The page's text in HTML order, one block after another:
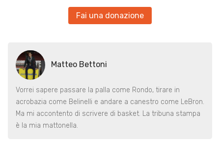
Fai una donazione
Matteo Bettoni
Vorrei sapere passare la palla come Rondo, tirare in
acrobazia come Belinelli e andare a canestro come LeBron.
Ma mi accontento di scrivere di basket. La tribuna stampa
è la mia mattonella.